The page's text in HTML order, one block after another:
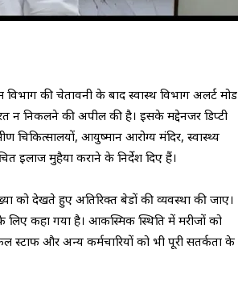
की चेतावनी के बाद स्वास्थ विभाग अलर्ट मोड
न निकलने की अपील की है। इसके मद्देनजर डिप्टी
चिकित्सालयों, आयुष्मान आरोग्य मंदिर, स्वास्थ्य
इलाज मुहैया कराने के निर्देश दिए हैं।
को देखते हुए अतिरिक्त बेडों की व्यवस्था की जाए।
कहा गया है। आकस्मिक स्थिति में मरीजों को
स्टाफ और अन्य कर्मचारियों को भी पूरी सतर्कता के